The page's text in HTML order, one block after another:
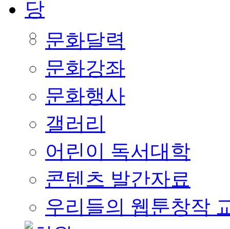
문화달력
문화강좌
문화행사
갤러리
어린이 독서대학
콘텐츠 발간자료
우리들의 웹툰창작